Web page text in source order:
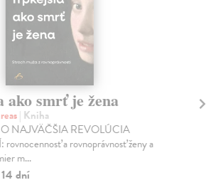
ako smrť je žena
| Kniha
NAJVÄČŠIA REVOLÚCIA
a rovnoprávnosť ženy a
m...
dní